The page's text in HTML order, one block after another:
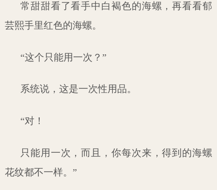
常甜甜看了看手中白褐色的海螺，再看看郁
芸熙手里红色的海螺。
“这个只能用一次？”
系统说，这是一次性用品。
“对！
只能用一次，而且，你每次来，得到的海螺
花纹都不一样。”